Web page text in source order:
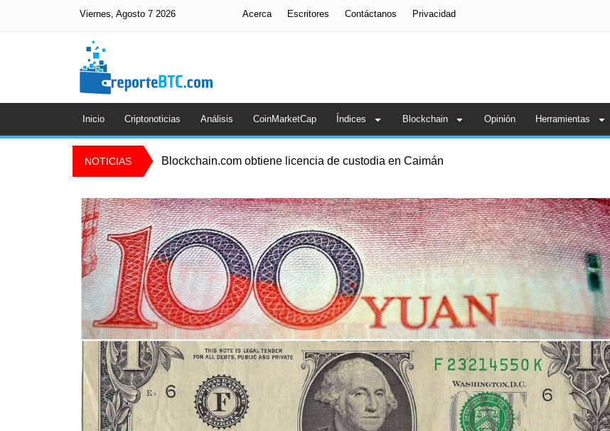
Viernes, Agosto 7 2026 Acerca Escritores Contáctanos Privacidad
Inicio Criptonoticias Análisis CoinMarketCap Índices Blockchain Opinión Herramientas
NOTICIAS Blockchain.com obtiene licencia de custodia en Caimán